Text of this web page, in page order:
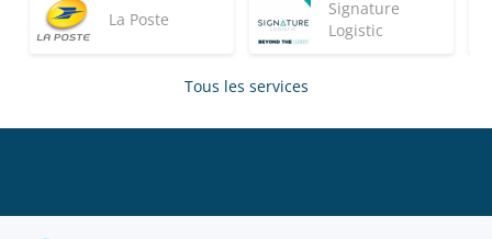
La Poste
Signature
Logistic
Tous les services